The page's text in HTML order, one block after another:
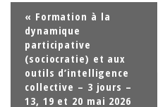
« Formation à la
dynamique
participative
(sociocratie) et aux
outils d’intelligence
collective – 3 jours –
13, 19 et 20 mai 2026